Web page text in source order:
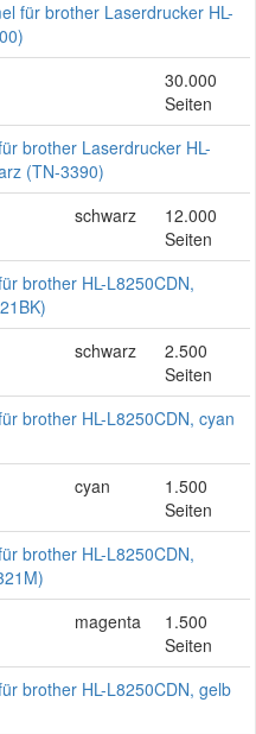
für brother Laserdrucker HL-
30.000
Seiten
brother Laserdrucker HL-
(TN-3390)
schwarz
12.000
Seiten
brother HL-L8250CDN,
schwarz
2.500
Seiten
brother HL-L8250CDN, cyan
cyan
1.500
Seiten
brother HL-L8250CDN,
magenta
1.500
Seiten
brother HL-L8250CDN, gelb